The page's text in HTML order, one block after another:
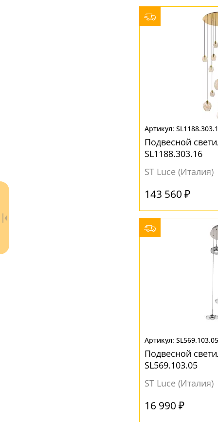
Подвесной
SL1188.303.16
ST Luce (Италия)
143 560 ₽
SL569.103.05
Подвесной
SL569.103.05
ST Luce (Италия)
16 990 ₽